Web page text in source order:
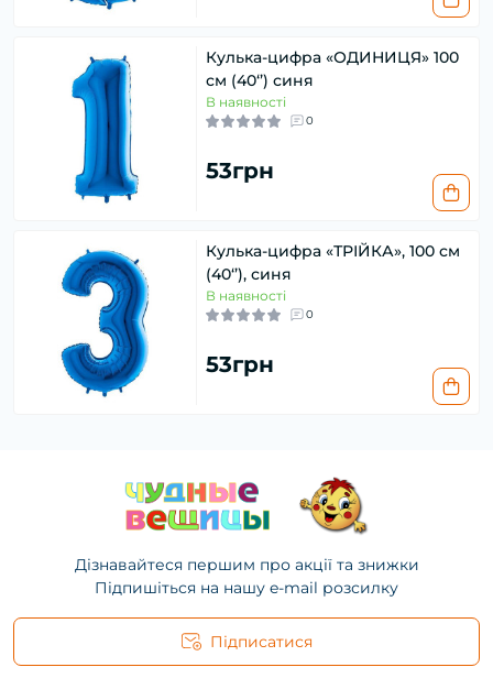
Кулька-цифра «ОДИНИЦЯ» 100
см (40‘’) синя
В наявності
0
53грн
Кулька-цифра «ТРІЙКА», 100 см
(40‘’), синя
В наявності
0
53грн
Дізнавайтеся першим про акції та знижки
Підпишіться на нашу e-mail розсилку
Підписатися